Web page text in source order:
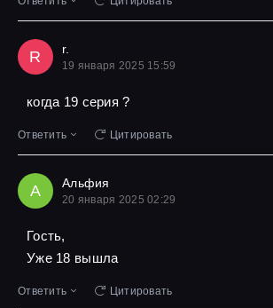
R r.
19 января 2025 15:59
когда 19 серия ?
Ответить Цитировать
А Альфия
20 января 2025 02:29
Гость,
Уже 18 вышла
Ответить Цитировать